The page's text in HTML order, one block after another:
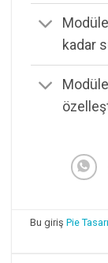
kadar
Bu giriş Pie